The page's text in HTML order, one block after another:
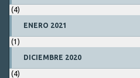
(4)
ENERO 2021
(1)
DICIEMBRE 2020
(4)